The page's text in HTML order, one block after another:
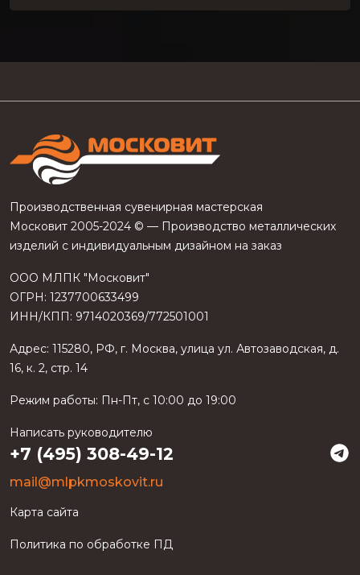
Производственная сувенирная мастерская
Московит 2005-2024 © — Производство металлических
изделий с индивидуальным дизайном на заказ
ООО МЛПК "Московит"
ОГРН: 1237700633499
ИНН/КПП: 9714020369/772501001
Адрес: 115280, РФ, г. Москва, улица ул. Автозаводская, д.
16, к. 2, стр. 14
Режим работы: Пн-Пт, с 10:00 до 19:00
Написать руководителю
+7 (495) 308-49-12
mail@mlpkmoskovit.ru
Карта сайта
Политика по обработке ПД